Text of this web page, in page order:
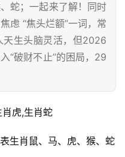
蛇；一起来了解！同时
虑 “焦头烂额”一词，常
天生头脑灵活，但2026
“破财不止”的困局，29
虎,生肖蛇
生肖鼠、马、虎、猴、蛇